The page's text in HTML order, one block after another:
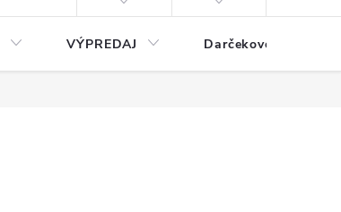
VÝPREDAJ Darčekové poukážky